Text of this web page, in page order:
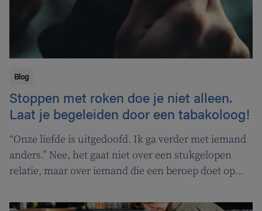
Blog
Stoppen met roken doe je niet alleen.
Laat je begeleiden door een tabakoloog!
“Onze liefde is uitgedoofd. Ik ga verder met iemand
anders.” Nee, het gaat niet over een stukgelopen
relatie, maar over iemand die een beroep doet op
Vlaamse overheid pakt uit met een nieuwe